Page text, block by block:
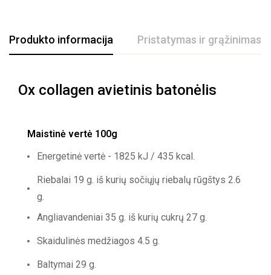
Produkto informacija Pristatymas ir grąžinimas
Ox collagen avietinis batonėlis
Maistinė vertė 100g
Energetinė vertė - 1825 kJ / 435 kcal.
Riebalai 19 g. iš kurių sočiųjų riebalų rūgštys 2.6
g.
Angliavandeniai 35 g. iš kurių cukrų 27 g.
Skaidulinės medžiagos 4.5 g.
Baltymai 29 g.